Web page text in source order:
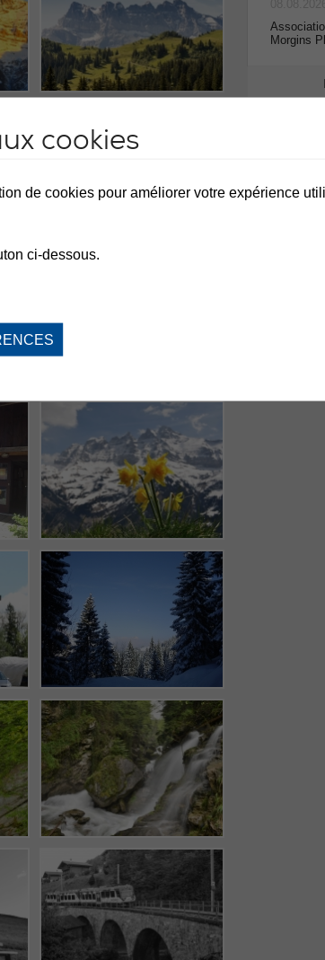
Morgins
cookies
de cookies pour améliorer votre expérience
ci-dessous.